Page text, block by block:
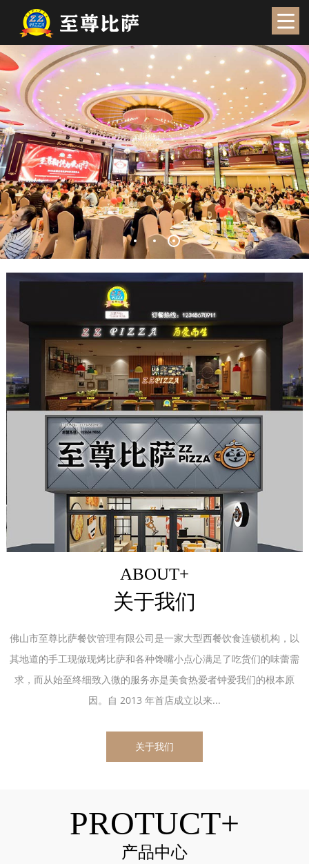
ABOUT+
关于我们
佛山市至尊比萨餐饮管理有限公司是一家大型西餐饮食连锁机构，以
其地道的手工现做现烤比萨和各种馋嘴小点心满足了吃货们的味蕾需
求，而从始至终细致入微的服务亦是美食热爱者钟爱我们的根本原
因。自 2013 年首店成立以来...
关于我们
PROTUCT+
产品中心